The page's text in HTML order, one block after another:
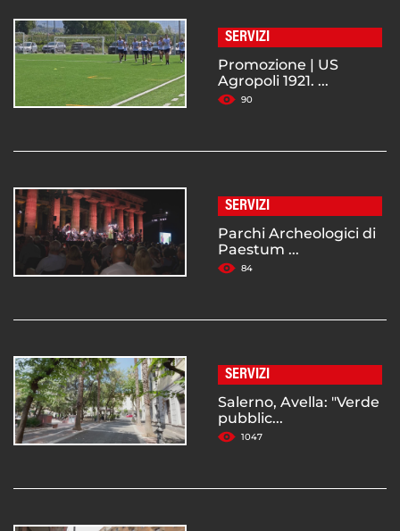
SERVIZI
Promozione | US
Agropoli 1921. ...
90
SERVIZI
Parchi Archeologici di
Paestum ...
84
SERVIZI
Salerno, Avella: "Verde
pubblic...
1047